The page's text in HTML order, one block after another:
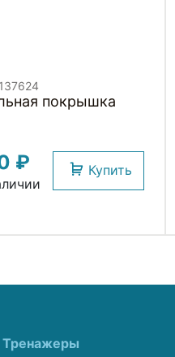
покрышка
₽ Купить
Тренажеры